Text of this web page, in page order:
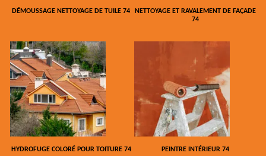
DÉMOUSSAGE NETTOYAGE DE TUILE 74
NETTOYAGE ET RAVALEMENT DE FAÇADE
74
HYDROFUGE COLORÉ POUR TOITURE 74 PEINTRE INTÉRIEUR 74